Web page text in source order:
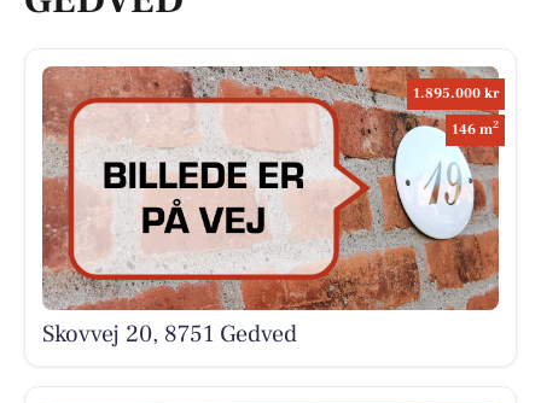
1.895.000 kr
146 m2
Skovvej 20, 8751 Gedved